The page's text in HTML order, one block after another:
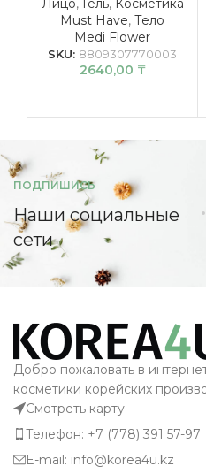
Must Have, Тело
Medi Flower
SKU: 8809307770003
2640,00 ₸
ПОДПИШИСЬ
Наши социальные
сети
Добро пожаловать в
косметики корейских
Смотреть карту
Телефон: +7 (778) 391 57-97
E-mail: info@korea4u.kz